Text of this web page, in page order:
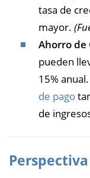
tasa de
mayor.
Ahorro de
pueden
15%
de pago
de